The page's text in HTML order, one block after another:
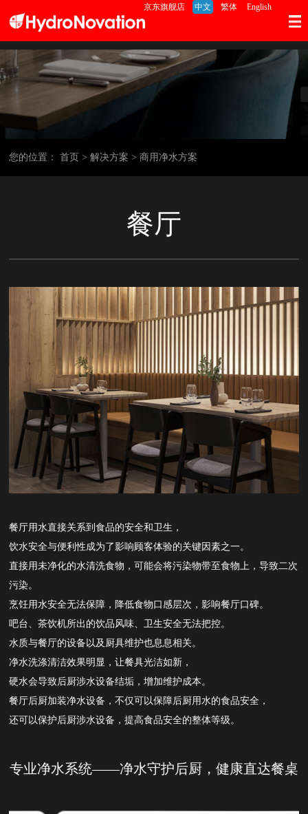
京东旗舰店 中文 繁体 English
您的位置：首页 > 解决方案 > 商用净水方案
餐厅
餐厅用水直接关系到食品的安全和卫生，
饮水安全与便利性成为了影响顾客体验的关键因素之一。
直接用未净化的水清洗食物，可能会将污染物带至食物上，导致二次
污染。
烹饪用水安全无法保障，降低食物口感层次，影响餐厅口碑。
吧台、茶饮机所出的饮品风味、卫生安全无法把控。
水质与餐厅的设备以及厨具维护也息息相关。
净水洗涤清洁效果明显，让餐具光洁如新，
硬水会导致后厨涉水设备结垢，增加维护成本。
餐厅后厨加装净水设备，不仅可以保障后厨用水的食品安全，
还可以保护后厨涉水设备，提高食品安全的整体等级。
专业净水系统——净水守护后厨，健康直达餐桌